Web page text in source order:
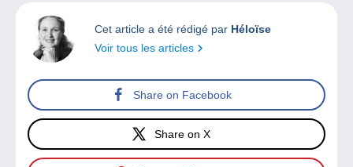
Cet article a été rédigé par Héloïse
Voir tous les articles
Share on Facebook
Share on X